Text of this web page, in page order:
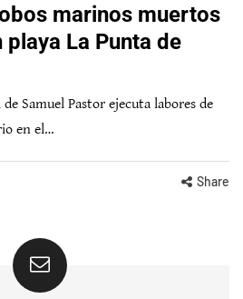
marinos muertos
La Punta de
Samuel Pastor ejecuta labores de
en el…
Share